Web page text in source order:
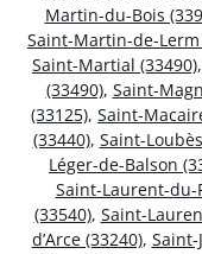
Martin-du-Bois
Saint-Martin-de-Lerm
Saint-Martial (33490),
(33490), Saint-
(33125), Saint-
(33440), Saint-
Léger-de-Balson
Saint-Laurent-du-
(33540), Saint-
d’Arce (33240), Saint-